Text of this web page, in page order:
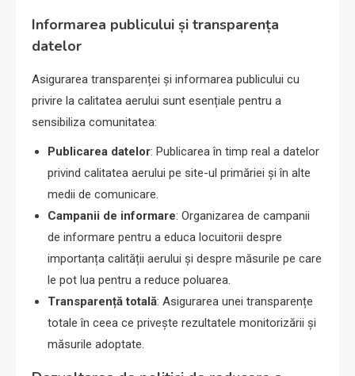
Informarea publicului și transparența
datelor
Asigurarea transparenței și informarea publicului cu
privire la calitatea aerului sunt esențiale pentru a
sensibiliza comunitatea:
Publicarea datelor: Publicarea în timp real a datelor
privind calitatea aerului pe site-ul primăriei și în alte
medii de comunicare.
Campanii de informare: Organizarea de campanii
de informare pentru a educa locuitorii despre
importanța calității aerului și despre măsurile pe care
le pot lua pentru a reduce poluarea.
Transparență totală: Asigurarea unei transparențe
totale în ceea ce privește rezultatele monitorizării și
măsurile adoptate.